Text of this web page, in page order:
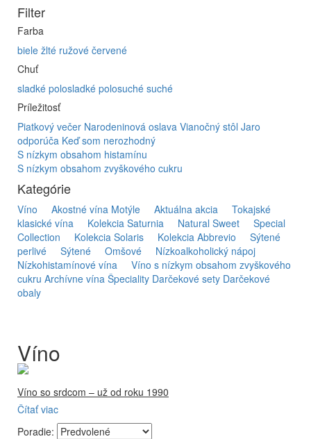
Filter
Farba
biele žlté ružové červené
Chuť
sladké polosladké polosuché suché
Príležitosť
Piatkový večer Narodeninová oslava Vianočný stôl Jaro
odporúča Keď som nerozhodný
S nízkym obsahom histamínu
S nízkym obsahom zvyškového cukru
Kategórie
Víno Akostné vína Motýle Aktuálna akcia
Tokajské
klasické vína
Kolekcia Saturnia Natural Sweet
Special
Collection
Kolekcia Solaris Kolekcia Abbrevio
Sýtené
perlivé
Sýtené Omšové
Nízkoalkoholický nápoj
Nízkohistamínové vína
Víno s nízkym obsahom zvyškového
cukru Archívne vína Špeciality Darčekové sety Darčekové
obaly
Víno
Víno so srdcom – už od roku 1990
Firma Ostrožovič je najstaršou privátnou firmou na
slovenskom Tokaji.
Čítať viac
Poradie: